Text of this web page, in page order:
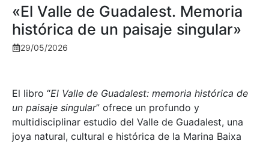
«El Valle de Guadalest. Memoria
histórica de un paisaje singular»
29/05/2026
El libro “El Valle de Guadalest: memoria histórica de
un paisaje singular” ofrece un profundo y
multidisciplinar estudio del Valle de Guadalest, una
joya natural, cultural e histórica de la Marina Baixa